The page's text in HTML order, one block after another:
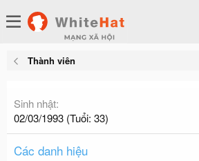
Thành viên
Sinh nhật
02/03/1993 (Tuổi: 33)
Các danh hiệu